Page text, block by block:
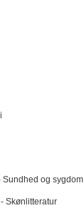
Sundhed og sygdom
Skønlitteratur